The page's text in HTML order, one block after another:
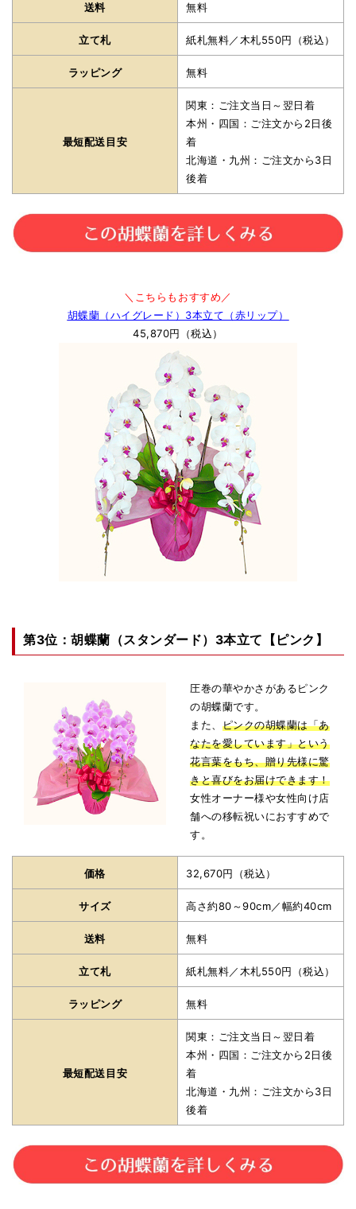
送料 無料
立て札 紙札無料／木札550円（税込）
ラッピング 無料
最短配送目安
関東：ご注文当日～翌日着
本州・四国：ご注文から2日後
着
北海道・九州：ご注文から3日
後着
＼こちらもおすすめ／
胡蝶蘭（ハイグレード）3本立て（赤リップ）
45,870円（税込）
第3位：胡蝶蘭（スタンダード）3本立て【ピンク】
圧巻の華やかさがあるピンク
の胡蝶蘭です。
また、 ピンクの胡蝶蘭は「あ
なたを愛しています」という
花言葉をもち、贈り先様に驚
きと喜びをお届けできます！
女性オーナー様や女性向け店
舗への移転祝いにおすすめで
す。
価格 32,670円（税込）
サイズ 高さ約80～90cm／幅約40cm
送料 無料
立て札 紙札無料／木札550円（税込）
ラッピング 無料
最短配送目安
関東：ご注文当日～翌日着
本州・四国：ご注文から2日後
着
北海道・九州：ご注文から3日
後着